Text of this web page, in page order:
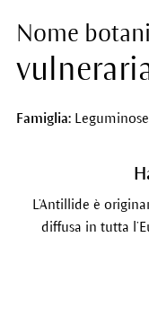
Nome
Famiglia:
L’Antillide è
diffusa in tutta